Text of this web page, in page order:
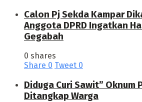
Calon Pj Sekda Kampar
Anggota DPRD Ingatkan
Gegabah
0 shares
Share 0 Tweet 0
Diduga Curi Sawit” Oknum
Ditangkap Warga